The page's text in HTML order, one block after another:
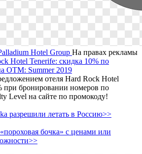
Hotel Group На правах рекламы
Hotel Tenerife: скидка 10% по
OTM: Summer 2019
отеля Hard Rock Hotel
при бронировании номеров по
Level на сайте по промокоду!
разрешили летать в Россию>>
бочка» с ценами или